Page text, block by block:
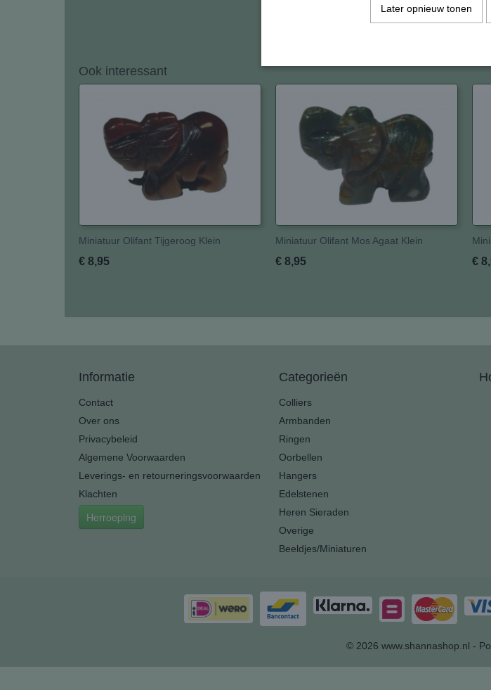
EAN code
Ook interessant
Miniatuur Olifant Tijgeroog Klein
€ 8,95
Miniatuur Olifant Mos Agaat Klein
€ 8,95 €
Informatie
Contact
Over ons
Privacybeleid
Algemene Voorwaarden
Leverings- en retourneringsvoorwaarden
Klachten
Herroeping
Categorieën
Colliers
Armbanden
Ringen
Oorbellen
Hangers
Edelstenen
Heren Sieraden
Overige
Beeldjes/Miniaturen
© 2026 www.shannashop.nl -
Later opnieuw tonen